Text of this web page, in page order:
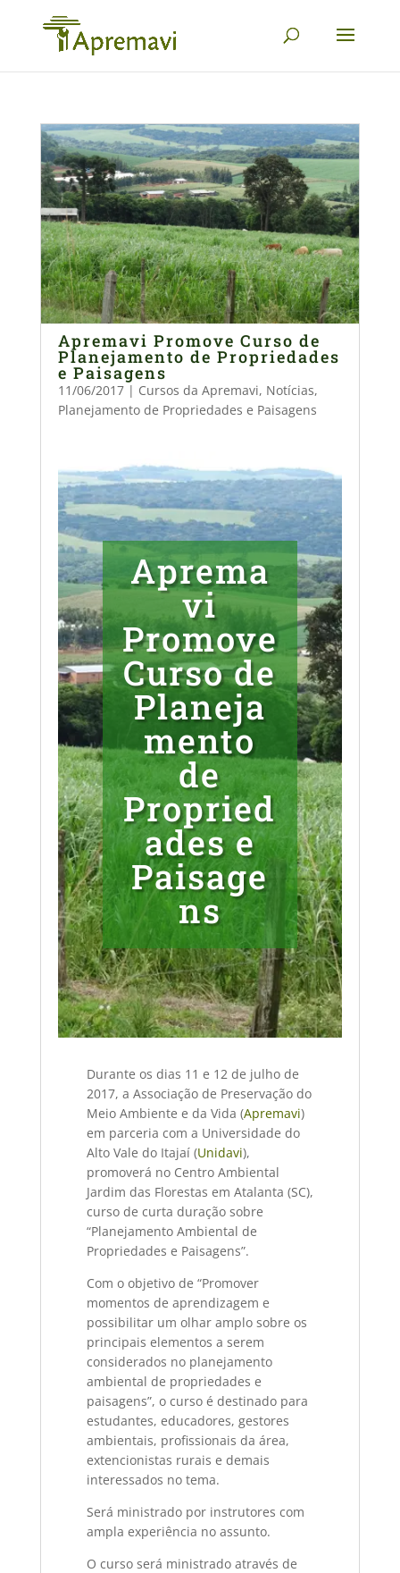
Apremavi Promove Curso de
Planejamento de Propriedades
e Paisagens
11/06/2017| Cursos da Apremavi, Notícias,
Planejamento de Propriedades e Paisagens
Aprema
vi
Promove
Curso de
Planeja
mento
de
Propried
ades e
Paisage
ns
Durante os dias 11 e 12 de julho de
2017, a Associação de Preservação do
Meio Ambiente e da Vida (Apremavi)
em parceria com a Universidade do
Alto Vale do Itajaí (Unidavi),
promoverá no Centro Ambiental
Jardim das Florestas em Atalanta (SC),
curso de curta duração sobre
“Planejamento Ambiental de
Propriedades e Paisagens”.
Com o objetivo de “Promover
momentos de aprendizagem e
possibilitar um olhar amplo sobre os
principais elementos a serem
considerados no planejamento
ambiental de propriedades e
paisagens”, o curso é destinado para
estudantes, educadores, gestores
ambientais, profissionais da área,
extencionistas rurais e demais
interessados no tema.
Será ministrado por instrutores com
ampla experiência no assunto.
O curso será ministrado através de